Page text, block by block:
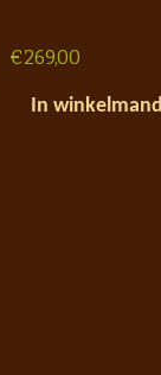
€269,00
In winkelmand